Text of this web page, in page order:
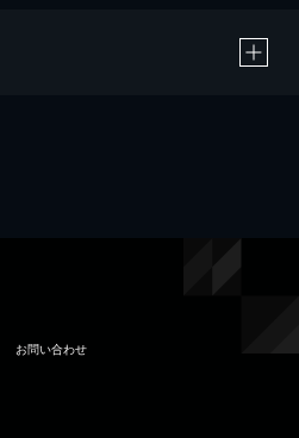
お問い合わせ